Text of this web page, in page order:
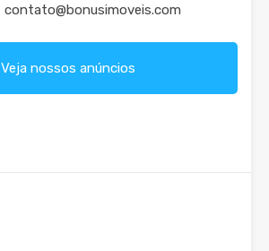
contato@bonusimoveis.com
Veja nossos anúncios